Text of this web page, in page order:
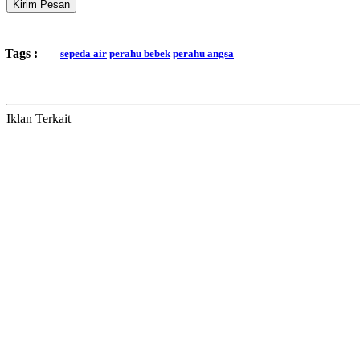
Kirim Pesan
Tags : sepeda air perahu bebek perahu angsa
Iklan Terkait